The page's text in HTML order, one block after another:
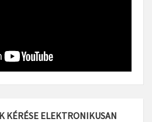
KÉRÉSE ELEKTRONIKUSAN